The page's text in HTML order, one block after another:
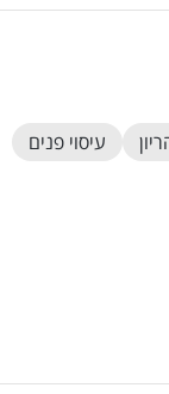
עיסוי פנים